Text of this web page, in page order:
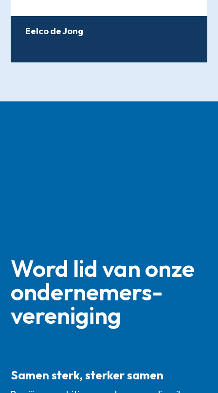
Eelco de Jong
Word lid van onze
ondernemers­
vereniging
Samen sterk, sterker samen